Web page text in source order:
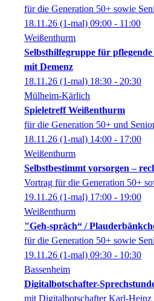
für die Generation 50+ sowie
18.11.26 (1-mal) 09:00 - 11:00
Weißenthurm
Selbsthilfegruppe für
mit Demenz
18.11.26 (1-mal) 18:30 - 20:30
Mülheim-Kärlich
Spieletreff Weißenthurm
für die Generation 50+ und
18.11.26 (1-mal) 14:00 - 17:00
Weißenthurm
Selbstbestimmt vorsorgen –
Vortrag für die Generation 50+
19.11.26 (1-mal) 17:00 - 19:00
Weißenthurm
"Geh-spräch“ /
für die Generation 50+ sowie
19.11.26 (1-mal) 09:30 - 10:30
Bassenheim
Digitalbotschafter-
mit Digitalbotschafter Karl-Heinz